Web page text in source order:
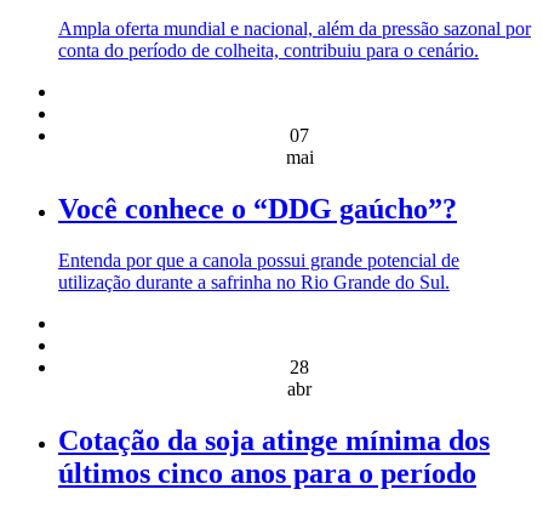
Ampla oferta mundial e nacional, além da pressão sazonal por
conta do período de colheita, contribuiu para o cenário.
07
mai
Você conhece o “DDG gaúcho”?
Entenda por que a canola possui grande potencial de
utilização durante a safrinha no Rio Grande do Sul.
28
abr
Cotação da soja atinge mínima dos
últimos cinco anos para o período